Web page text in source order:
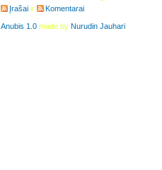
Įrašai ir Komentarai
Anubis 1.0 made by Nurudin Jauhari